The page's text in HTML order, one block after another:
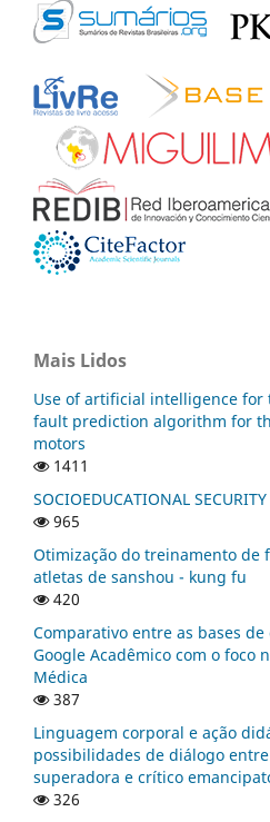
Mais Lidos
Use of artificial intelligence for
fault prediction algorithm for
motors
1411
SOCIOEDUCATIONAL
965
Otimização do treinamento de
atletas de sanshou - kung fu
420
Comparativo entre as bases de
Google Acadêmico com o foco
Médica
387
Linguagem corporal e ação
possibilidades de diálogo
superadora e crítico
326